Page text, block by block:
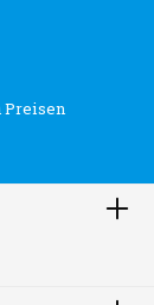
Preisen